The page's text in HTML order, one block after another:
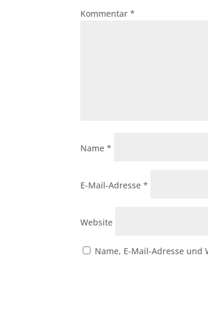
Kommentar*
Name*
E-Mail-Adresse*
Website
Name, E-Mail-Adresse